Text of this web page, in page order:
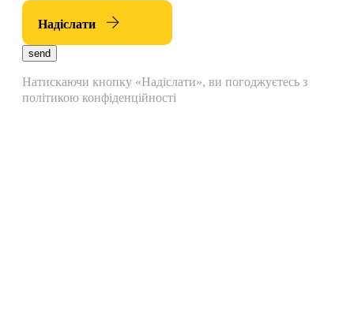
Надіслати
send
Натискаючи кнопку «Надіслати», ви погоджуєтесь з
політикою конфіденційності